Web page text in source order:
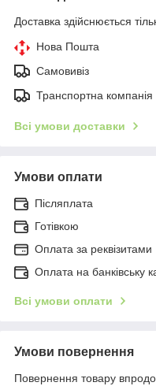
Доставка здійснюється
Нова Пошта
Самовивіз
Транспортна компанія
Всі умови доставки
Умови оплати
Післяплата
Готівкою
Оплата за реквізитами
Оплата на банківську
Всі умови оплати
Умови повернення
Повернення товару